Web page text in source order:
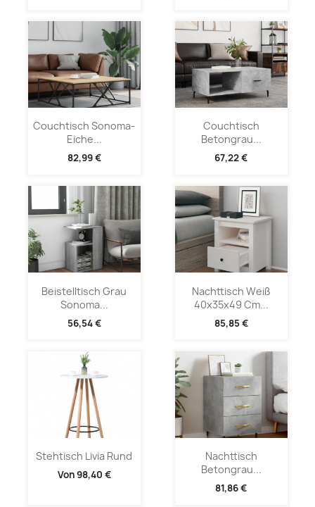
Couchtisch Sonoma-
Eiche...
82,99 €
Couchtisch
Betongrau...
67,22 €
Beistelltisch Grau
Sonoma...
56,54 €
Nachttisch Weiß
40x35x49 Cm...
85,85 €
Stehtisch Livia Rund
Von98,40 €
Nachttisch
Betongrau...
81,86 €